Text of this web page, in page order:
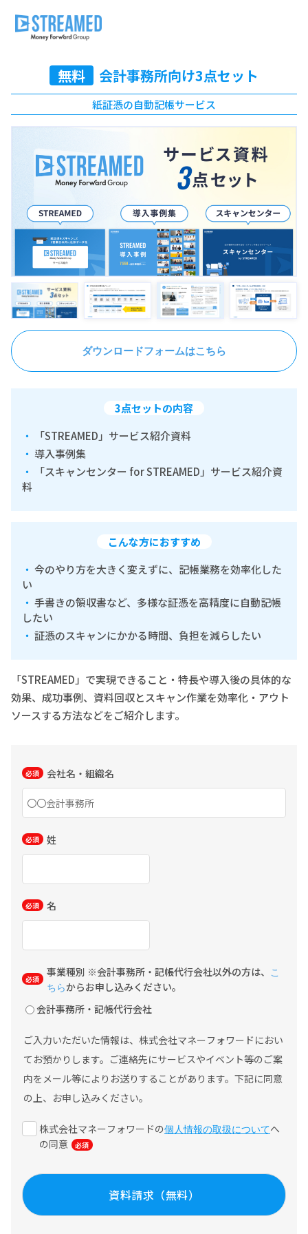
無料 会計事務所向け3点セット
紙証憑の自動記帳サービス
ダウンロードフォームはこちら
3点セットの内容
「STREAMED」サービス紹介資料
導入事例集
「スキャンセンター for STREAMED」サービス紹介資
料
こんな方におすすめ
今のやり方を大きく変えずに、記帳業務を効率化した
い
手書きの領収書など、多様な証憑を高精度に自動記帳
したい
証憑のスキャンにかかる時間、負担を減らしたい
「STREAMED」で実現できること・特長や導入後の具体的な
効果、成功事例、資料回収とスキャン作業を効率化・アウト
ソースする方法などをご紹介します。
会社名・組織名
姓
名
事業種別 ※会計事務所・記帳代行会社以外の方は、
こ
ちらからお申し込みください。
会計事務所・記帳代行会社
ご入力いただいた情報は、株式会社マネーフォワードにおい
てお預かりします。ご連絡先にサービスやイベント等のご案
内をメール等によりお送りすることがあります。下記に同意
の上、お申し込みください。
株式会社マネーフォワードの個人情報の取扱についてへ
の同意